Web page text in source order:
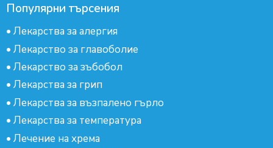
Популярни търсения
• Лекарства за алергия
• Лекарство за главоболие
• Лекарство за зъбобол
• Лекарства за грип
• Лекарства за възпалено гърло
• Лекарства за температура
• Лечение на хрема